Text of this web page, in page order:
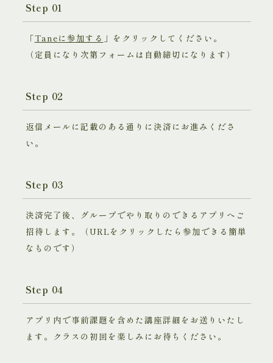
Step 01
「Taneに参加する 」をクリックしてください。
（定員になり次第フォームは自動締切になります）
Step 02
返信メールに記載のある通りに決済にお進みくださ
い。
Step 03
決済完了後、グループでやり取りのできるアプリへご
招待します。（URLをクリックしたら参加できる簡単
なものです）
Step 04
アプリ内で事前課題を含めた講座詳細をお送りいたし
ます。クラスの初回を楽しみにお待ちください。